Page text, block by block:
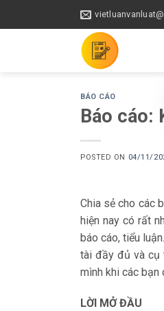
BÁO CÁO
Báo cáo:
POSTED ON 04/11/
Chia sẻ cho các
hiện nay có rất
báo cáo, tiểu
tài đầy đủ và cụ
mình khi các bạn
LỜI MỞ ĐẦU